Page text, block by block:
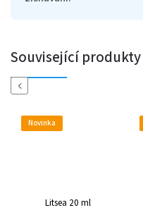
Související produkty
Previous
Novinka
Litsea 20 ml